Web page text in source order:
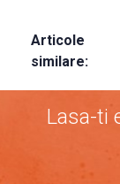
Articole
similare:
Lasa-ti